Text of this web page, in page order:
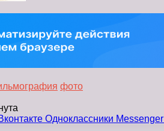
фото
Одноклассники Messenger